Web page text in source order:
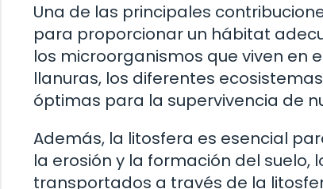
Una de las principales
para proporcionar un hábitat
los microorganismos que viven en
llanuras, los diferentes
óptimas para la supervivencia de
Además, la litosfera es esencial
la erosión y la formación del suelo,
transportados a través de la